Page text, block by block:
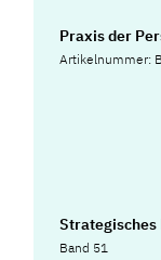
Praxis der
Artikelnummer:
Strategisches
Band 51